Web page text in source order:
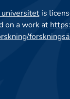
is
on a work at